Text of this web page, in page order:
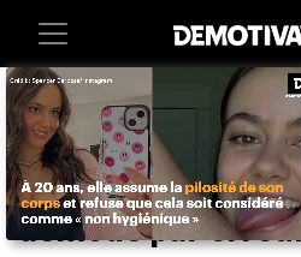
Accueil Insolite
Elle revient de
découvre que sa
démolie par